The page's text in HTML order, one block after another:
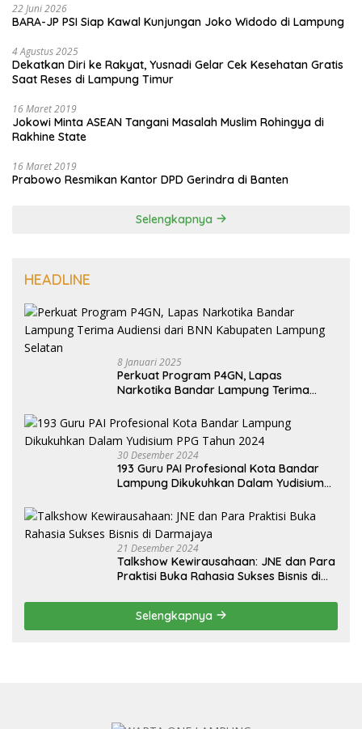
22 Juni 2026
BARA-JP PSI Siap Kawal Kunjungan Joko Widodo di Lampung
4 Agustus 2025
Dekatkan Diri ke Rakyat, Yusnadi Gelar Cek Kesehatan Gratis
Saat Reses di Lampung Timur
16 Maret 2019
Jokowi Minta ASEAN Tangani Masalah Muslim Rohingya di
Rakhine State
16 Maret 2019
Prabowo Resmikan Kantor DPD Gerindra di Banten
Selengkapnya
HEADLINE
8 Januari 2025
Perkuat Program P4GN, Lapas
Narkotika Bandar Lampung Terima
Selatan
30 Desember 2024
193 Guru PAI Profesional Kota Bandar
Lampung Dikukuhkan Dalam Yudisium
21 Desember 2024
Talkshow Kewirausahaan: JNE dan Para
Praktisi Buka Rahasia Sukses Bisnis di
Selengkapnya